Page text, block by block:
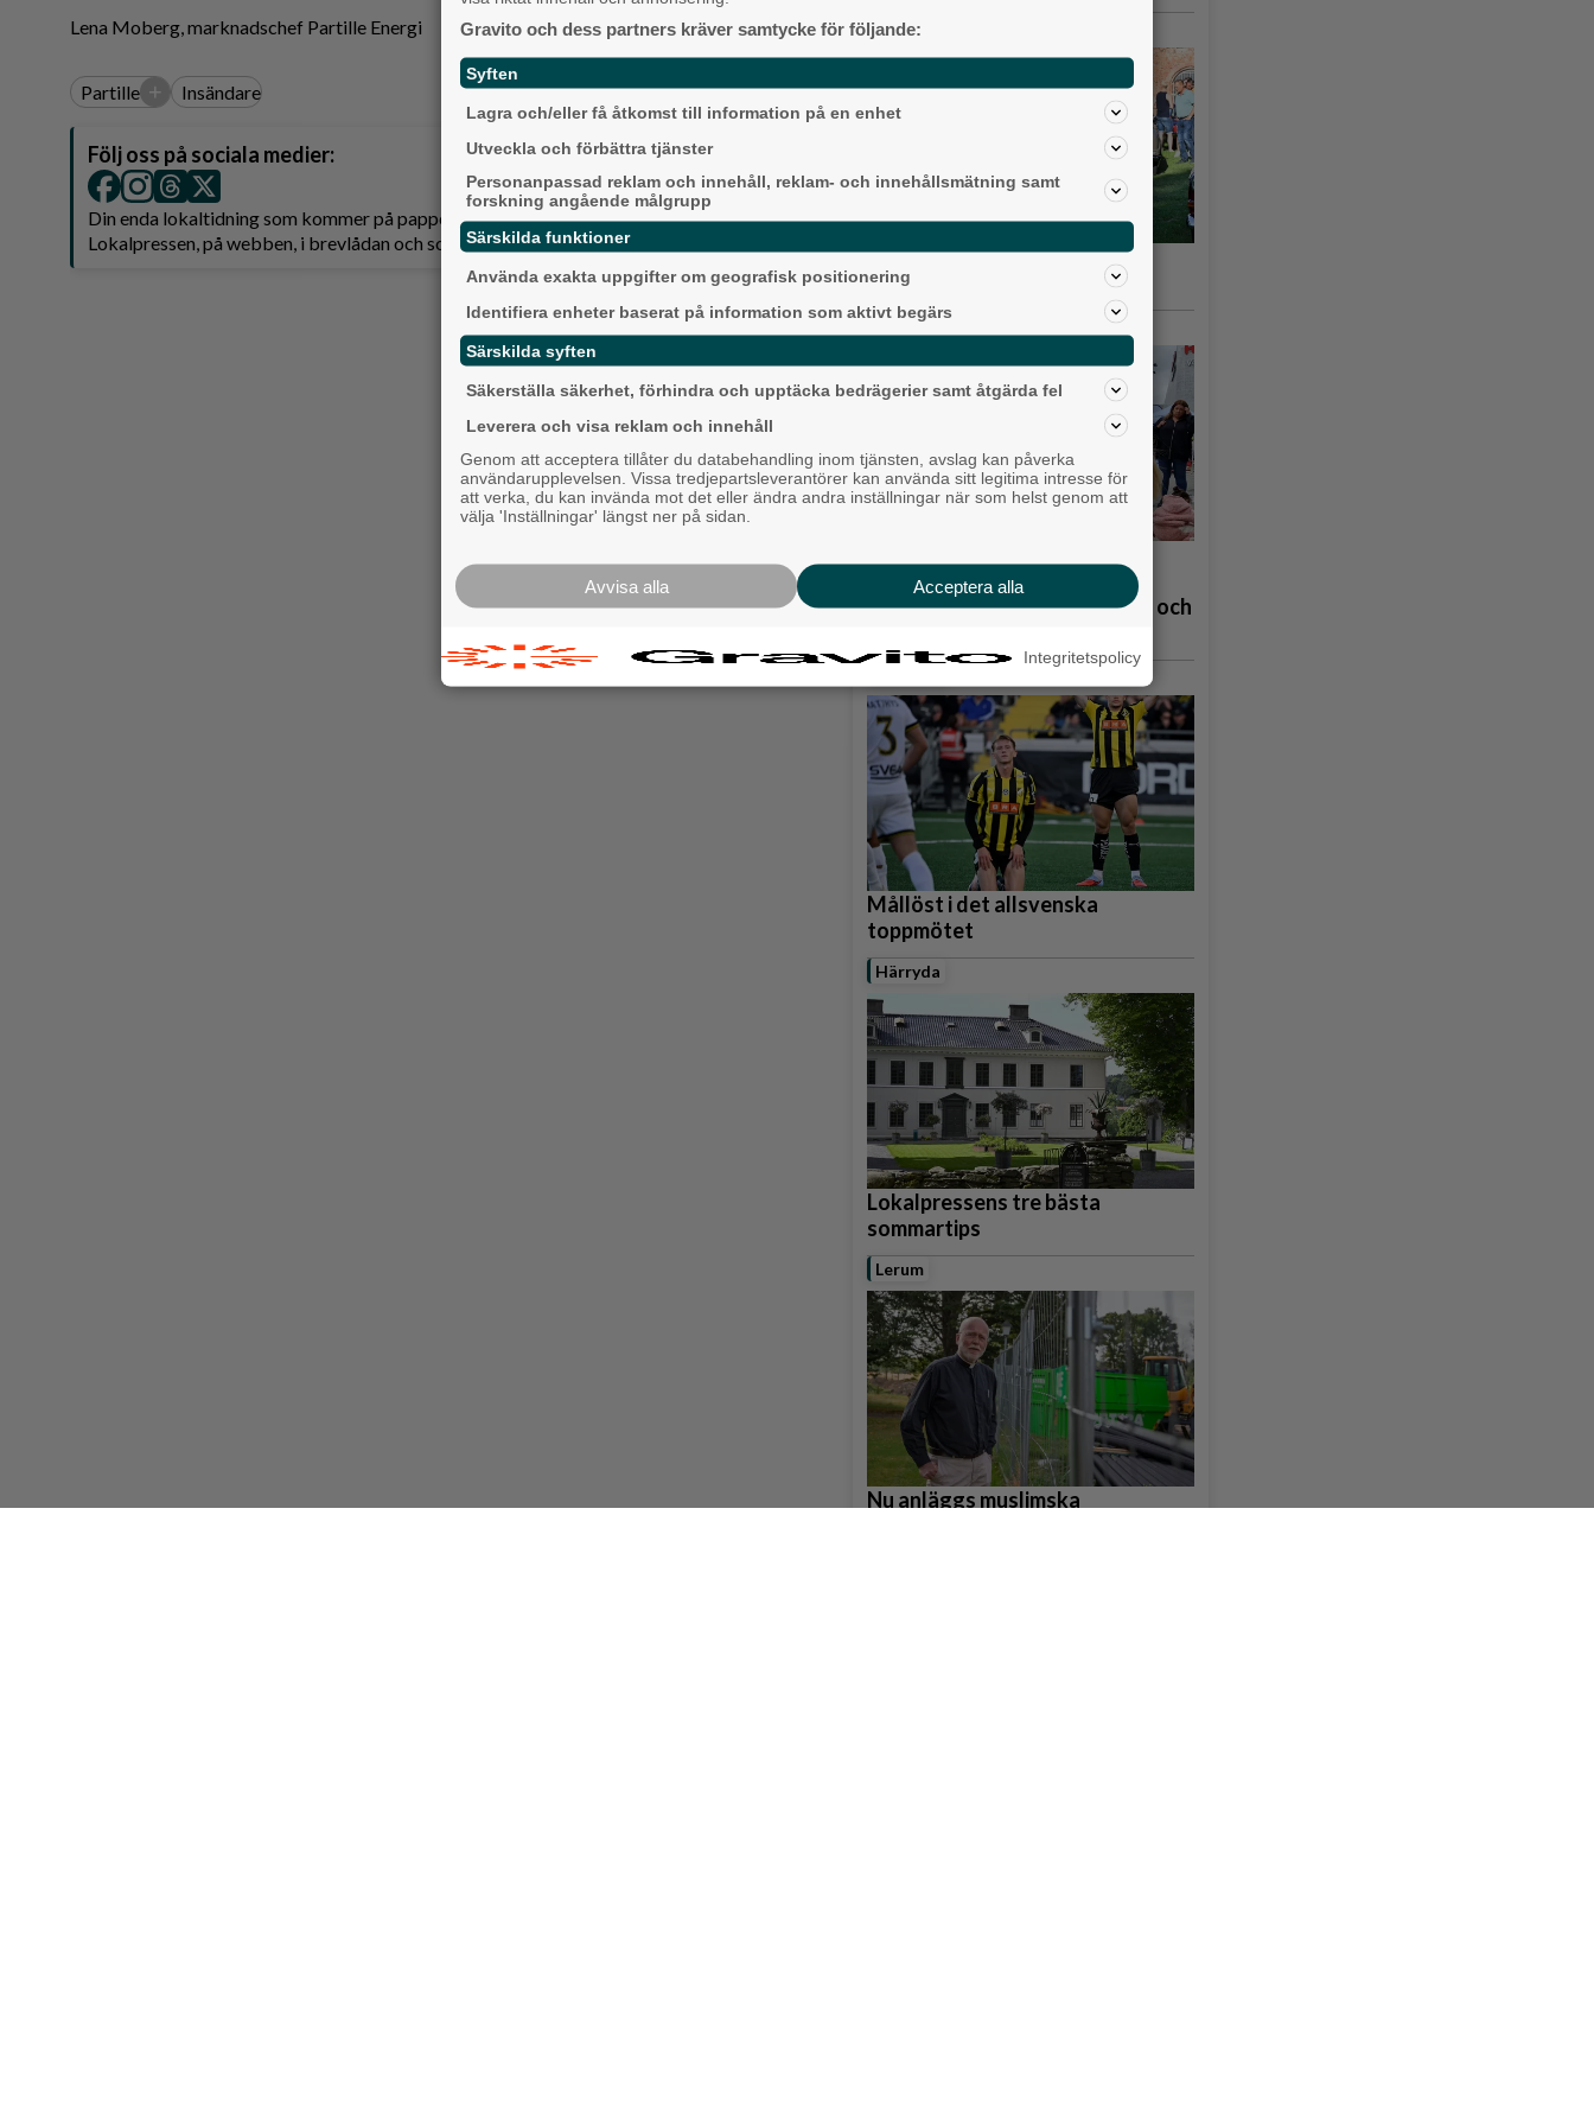
Lena Moberg, marknadschef Partille Energi
Partille + Insändare
Följ oss på sociala medier:
Din enda lokaltidning som kommer på papper och är helt GRATIS!
Lokalpressen, på webben, i brevlådan och sociala medier.
Alingsås
Detta händer i Alingsås 3–10
augusti
Backa/Kärra
Backadagen
Bjöds på trummor, såpbubblor och
Mållöst i det allsvenska
toppmötet
Härryda
Lokalpressens tre bästa
sommartips
Lerum
Nu anläggs muslimska
Gravito och dess partners kräver samtycke för följande:
Syften
Lagra och/eller få åtkomst till information på en enhet
Utveckla och förbättra tjänster
Personanpassad reklam och innehåll, reklam- och innehållsmätning samt
forskning angående målgrupp
Särskilda funktioner
Använda exakta uppgifter om geografisk positionering
Identifiera enheter baserat på information som aktivt begärs
Särskilda syften
Säkerställa säkerhet, förhindra och upptäcka bedrägerier samt åtgärda fel
Leverera och visa reklam och innehåll
Genom att acceptera tillåter du databehandling inom tjänsten, avslag kan påverka
användarupplevelsen. Vissa tredjepartsleverantörer kan använda sitt legitima intresse för
att verka, du kan invända mot det eller ändra andra inställningar när som helst genom att
välja 'Inställningar' längst ner på sidan.
Acceptera alla
Avvisa alla
Integritetspolicy